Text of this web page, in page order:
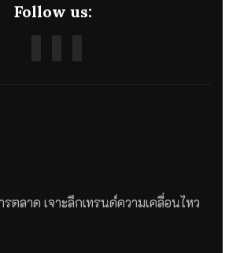
Follow us:
ตลาด เจาะลึกเทรนด์ความเคลื่อนไหว